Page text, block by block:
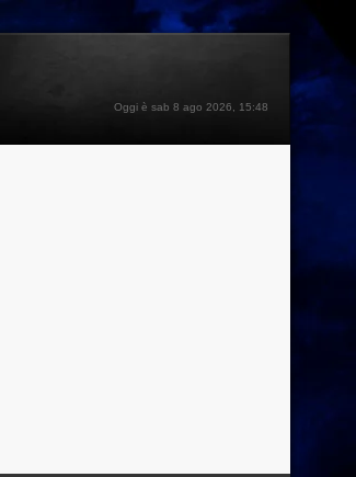
Oggi è sab 8 ago 2026, 15:48